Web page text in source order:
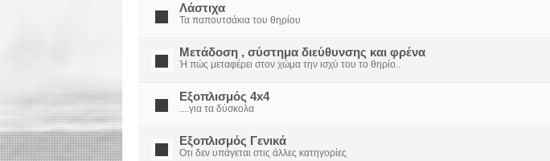
Λάστιχα
Τα παπουτσάκια του θηρίου
Μετάδοση , σύστημα διεύθυνσης και φρένα
Ή πώς μεταφέρει στον χώμα την ισχύ του το θηρίο..
Εξοπλισμός 4x4
....για τα δύσκολα
Εξοπλισμός Γενικά
Οτι δεν υπάγεται στις άλλες κατηγορίες